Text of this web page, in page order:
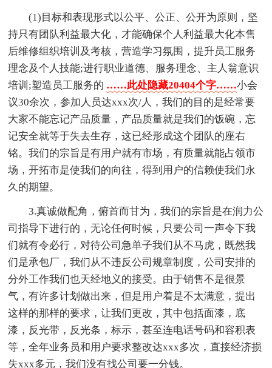
(1)目标和表现形式以公平、公正、公开为原则，坚
持只有团队利益最大化，才能确保个人利益最大化本售
后维修组织培训及考核，营造学习氛围，提升员工服务
理念及个人技能;进行职业道德、服务理念、主人翁意识
培训;塑造员工服务的 ……此处隐藏20404个字……小会
议30余次，参加人员达xxx次/人，我们的目的是经常要
大家不能忘记产品质量，产品质量就是我们的饭碗，忘
记安全就等于失去生存，这已经形成这个团队的座右
铭。我们的宗旨是有用户就有市场，有质量就能占领市
场，开拓市是使我们的向往，得到用户的信赖使我们永
久的期望。
3.真诚做配角，俯首而甘为，我们的宗旨是在润力公
司指导下进行的，无论任何时候，只要公司一声令下我
们就有令必行，对待公司急单子我们从不马虎，既然我
们是承包厂，我们从不违反公司规章制度，公司安排的
分外工作我们也天经地义的接受。由于销售不是很景
气，有许多计划做出来，但是用户着是不太满意，提出
这样的那样的要求，让我们更改，其中包括面漆，底
漆，反光带，反光条，标示，甚至连电话号码和容积表
等，全年业务员和用户要求整改达xxx多次，直接经济损
失xxx多元，我们没有找公司要一分钱。